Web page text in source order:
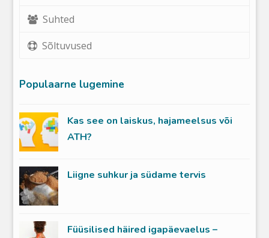
Suhted
Sõltuvused
Populaarne lugemine
Kas see on laiskus, hajameelsus või
ATH?
Liigne suhkur ja südame tervis
Füüsilised häired igapäevaelus –